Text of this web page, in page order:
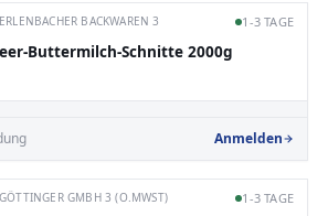
BACKWAREN 3 1-3 TAGE
Buttermilch-Schnitte 2000g
Anmelden
GMBH 3 (O.MWST) 1-3 TAGE